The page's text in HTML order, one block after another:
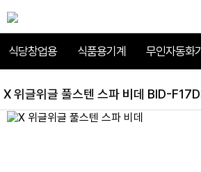
식당창업용 식품용기계 무인자동화
X 위글위글 풀스텐 스파 비데 BID-